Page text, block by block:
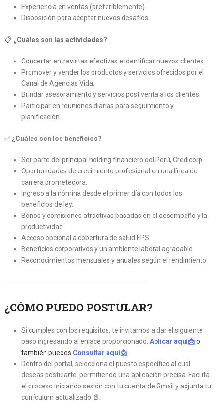
Experiencia en ventas (preferiblemente).
Disposición para aceptar nuevos desafíos.
📋 ¿Cuáles son las actividades?
Concertar entrevistas efectivas e identificar nuevos clientes.
Promover y vender los productos y servicios ofrecidos por el
Canal de Agencias Vida.
Brindar asesoramiento y servicios post venta a los clientes.
Participar en reuniones diarias para seguimiento y
planificación.
✅ ¿Cuáles son los beneficios?
Ser parte del principal holding financiero del Perú, Credicorp.
Oportunidades de crecimiento profesional en una línea de
carrera prometedora.
Ingreso a la nómina desde el primer día con todos los
beneficios de ley.
Bonos y comisiones atractivas basadas en el desempeño y la
productividad.
Acceso opcional a cobertura de salud EPS.
Beneficios corporativos y un ambiente laboral agradable.
Reconocimientos mensuales y anuales según el rendimiento.
¿CÓMO PUEDO POSTULAR?
Si cumples con los requisitos, te invitamos a dar el siguiente
paso ingresando al enlace proporcionado: Aplicar aquí📩o
también puedes Consultar aquí📩
Dentro del portal, selecciona el puesto específico al cual
deseas postularte, permitiendo una aplicación precisa. Facilita
el proceso iniciando sesión con tu cuenta de Gmail y adjunta tu
currículum actualizado 📄.